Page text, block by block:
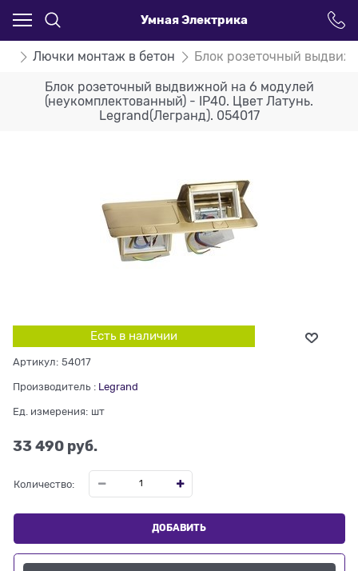
Умная Электрика
Лючки монтаж в бетон Блок розеточный
Блок розеточный выдвижной на 6 модулей
(неукомплектованный) - IP40. Цвет Латунь.
Legrand(Легранд). 054017
Есть в наличии
Артикул: 54017
Производитель : Legrand
Ед. измерения: шт
33 490 руб.
Количество:
ДОБАВИТЬ